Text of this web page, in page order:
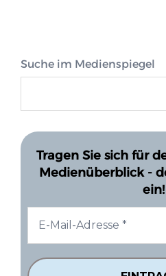
Suche im Medienspiegel
Tragen Sie sich für
Medienüberblick -
ein!